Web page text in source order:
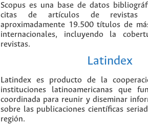
Scopus es una base de datos
citas de artículos de revistas
aproximadamente 19.500 títulos de
internacionales, incluyendo la
revistas.
Latindex
Latindex es producto de la
instituciones latinoamericanas que
coordinada para reunir y diseminar
sobre las publicaciones científicas
región.